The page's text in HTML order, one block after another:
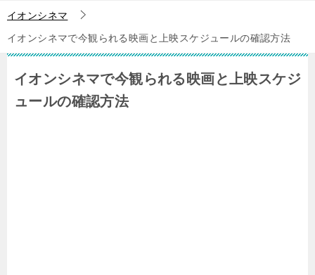
イオンシネマ
イオンシネマで今観られる映画と上映スケジュールの確認方法
イオンシネマで今観られる映画と上映スケジ
ュールの確認方法